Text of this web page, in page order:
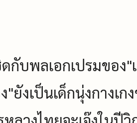
กับพลเอกเปรมของ
"ยังเป็นเด็กนุ่งกางเ